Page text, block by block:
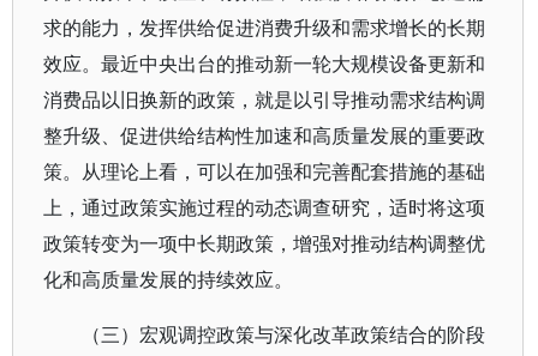
求的能力，发挥供给促进消费升级和需求增长的长期
效应。最近中央出台的推动新一轮大规模设备更新和
消费品以旧换新的政策，就是以引导推动需求结构调
整升级、促进供给结构性加速和高质量发展的重要政
策。从理论上看，可以在加强和完善配套措施的基础
上，通过政策实施过程的动态调查研究，适时将这项
政策转变为一项中长期政策，增强对推动结构调整优
化和高质量发展的持续效应。
（三）宏观调控政策与深化改革政策结合的阶段